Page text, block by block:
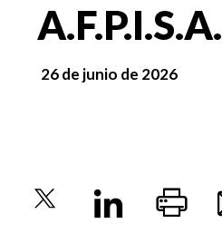
A.F.P.I.S.A.
26 de junio de 2026